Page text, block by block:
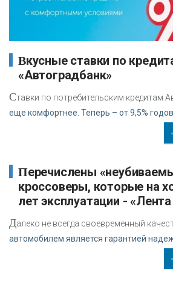
Вкусные ставки по кредитам! -
«Автоградбанк»
Ставки по потребительским кредитам
еще комфортнее. Теперь – от 9,5%
Перечислены «неубиваемые»
кроссоверы, которые на
лет эксплуатации -
Далеко не всегда своевременный
автомобилем является гарантией